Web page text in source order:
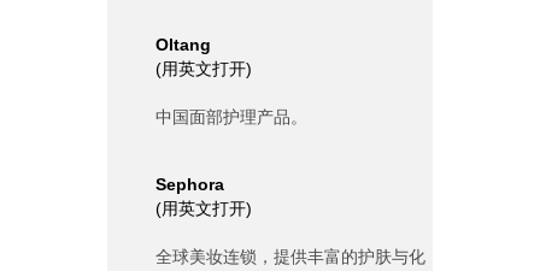
Oltang
(用英文打开)
中国面部护理产品。
Sephora
(用英文打开)
全球美妆连锁，提供丰富的护肤与化